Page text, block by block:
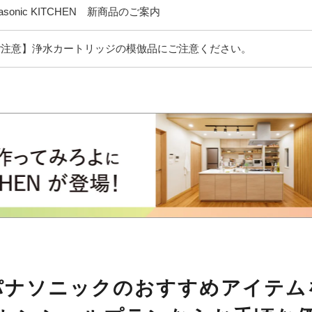
KITCHEN 新商品のご案内
意】浄水カートリッジの模倣品にご注意ください。
ナソニックのおすすめアイテム